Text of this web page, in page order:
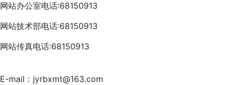
网站办公室电话:68150913
网站技术部电话:68150913
网站传真电话:68150913
E-mail：jyrbxmt@163.com